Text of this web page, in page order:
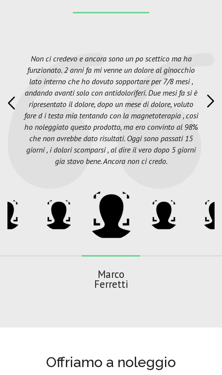
Non ci credevo e ancora sono un po scettico ma ha
funzionato. 2 anni fa mi venne un dolore al ginocchio
lato interno che ho dovuto sopportare per 7/8 mesi ,
andando avanti solo con antidoloriferi. Due mesi fa si è
ripresentato il dolore, dopo un mese di dolore, voluto
fare d i testa mia tentando con la magnetoterapia , cosi
ho noleggiato questo prodotto, ma ero convinto al 98%
che non avrebbe dato risultati. Oggi sono passati 15
giorni , i dolori scomparsi , al dire il vero dopo 5 giorni
gia stavo bene. Ancora non ci credo.
Marco
Ferretti
Offriamo a noleggio